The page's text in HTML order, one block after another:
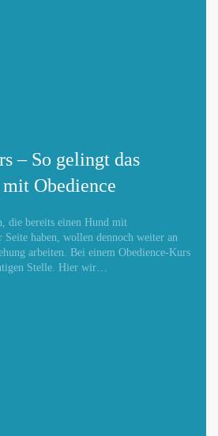
– So gelingt das
Obedience
die bereits einen Hund mit
haben, wollen dennoch weiter an
arbeiten. Bei einem Obedience-Kurs
Stelle. Hier wir…